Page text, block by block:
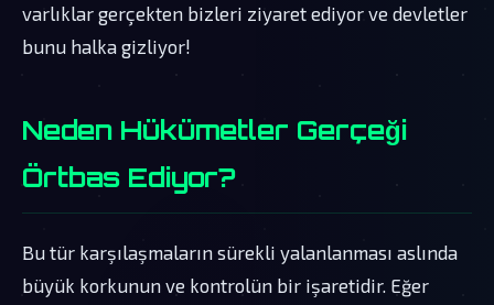
varlıklar gerçekten bizleri ziyaret ediyor ve devletler
bunu halka gizliyor!
Neden Hükümetler Gerçeği
Örtbas Ediyor?
Bu tür karşılaşmaların sürekli yalanlanması aslında
büyük korkunun ve kontrolün bir işaretidir. Eğer